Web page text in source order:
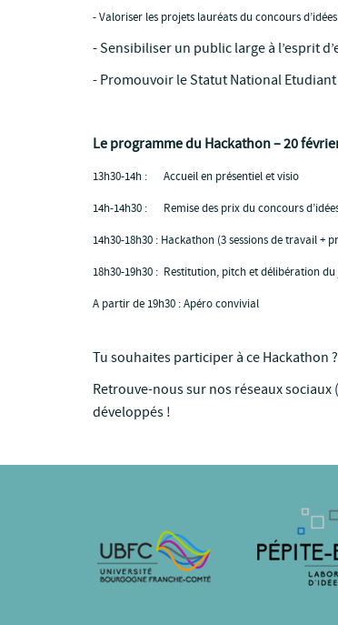
- Valoriser les projets lauréats du concours d’idées
- Sensibiliser un public large à l’esprit
- Promouvoir le Statut National
Le programme du Hackathon– 20
13h30-14h : Accueil en présentielet visio
14h-14h30 : Remise des prix du concours
14h30-18h30 : Hackathon (3 sessions de travail +
18h30-19h30 : Restitution, pitch et délibération
A partir de 19h30 : Apéro convivial
Tu souhaites participer à ce Hackathon
Retrouve-nous sur nos réseaux sociaux (
développés !